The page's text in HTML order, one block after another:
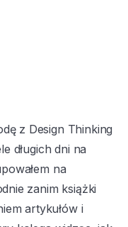
z Design Thinking
długich dni na
na
zanim książki
artykułów i